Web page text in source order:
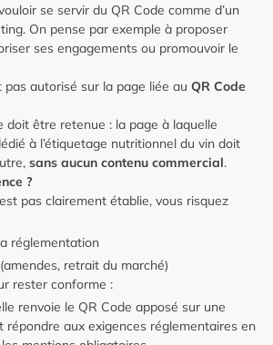
se servir du QR Code comme d’un
On pense par exemple à proposer
ses engagements ou promouvoir le
pas autorisé sur la page liée au QR Code
doit être retenue : la page à laquelle
à l’étiquetage nutritionnel du vin doit
sans aucun contenu commercial.
?
pas clairement établie, vous risquez
réglementation
retrait du marché)
rester conforme :
renvoie le QR Code apposé sur une
répondre aux exigences réglementaires en